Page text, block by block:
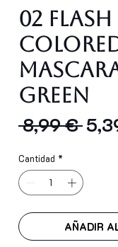
02 Flash
Mascara
GREEN
8,99 €
Cantidad *
AÑADIR